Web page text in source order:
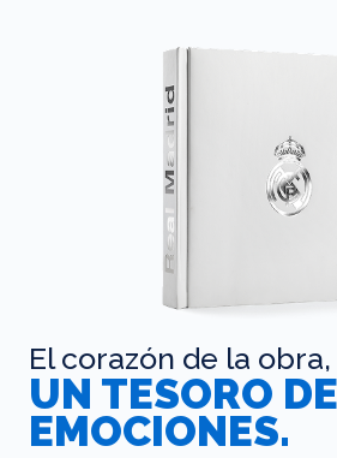
El corazón de la obra,
UN TESORO DE
EMOCIONES.